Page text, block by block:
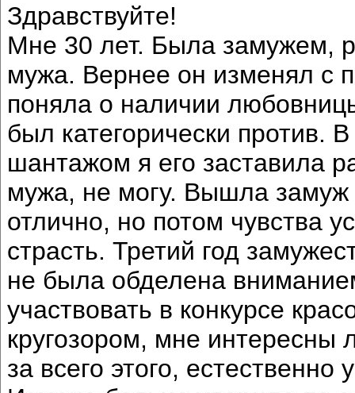
Здравствуйте!
Мне 30 лет. Была замужем,
мужа. Вернее он изменял с
поняла о наличии
был категорически против.
шантажом я его заставила
мужа, не могу. Вышла
отлично, но потом чувства
страсть. Третий год
не была обделена
участвовать в конкурсе
кругозором, мне
за всего этого,